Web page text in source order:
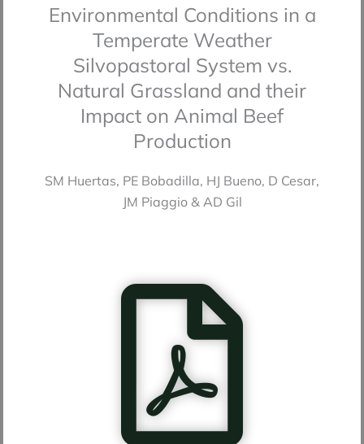
Environmental Conditions in a
Temperate Weather
Silvopastoral System vs.
Natural Grassland and their
Impact on Animal Beef
Production
SM Huertas, PE Bobadilla, HJ Bueno, D Cesar,
JM Piaggio & AD Gil